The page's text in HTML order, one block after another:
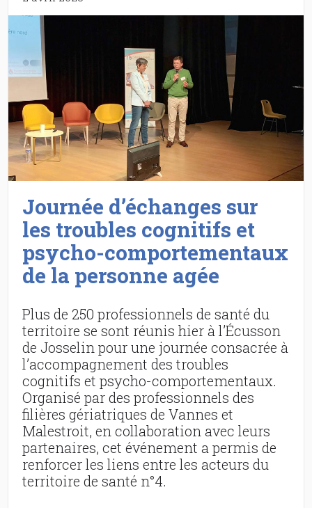
Journée d’échanges sur
les troubles cognitifs et
psycho-comportementaux
de la personne agée
Plus de 250 professionnels de santé du
territoire se sont réunis hier à l’Écusson
de Josselin pour une journée consacrée à
l’accompagnement des troubles
cognitifs et psycho-comportementaux.
Organisé par des professionnels des
filières gériatriques de Vannes et
Malestroit, en collaboration avec leurs
partenaires, cet événement a permis de
renforcer les liens entre les acteurs du
territoire de santé n°4.